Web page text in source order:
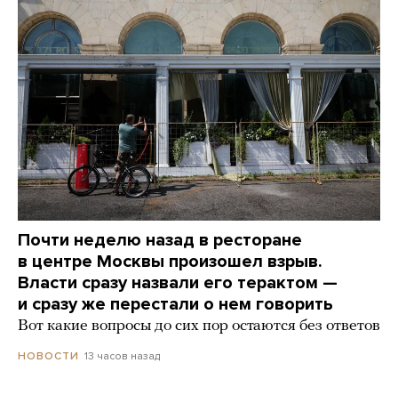
Почти неделю назад в ресторане
в центре Москвы произошел взрыв.
Власти сразу назвали его терактом —
и сразу же перестали о нем говорить
Вот какие вопросы до сих пор остаются без ответов
НОВОСТИ 13 часов назад